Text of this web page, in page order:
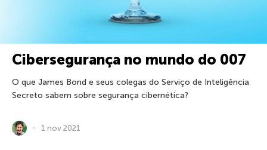
Cibersegurança no mundo do 007
O que James Bond e seus colegas do Serviço de Inteligência
Secreto sabem sobre segurança cibernética?
1 nov 2021